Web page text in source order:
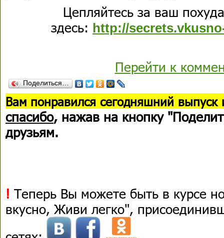
Цепляйтесь за ваш
здесь: http://
Перейти к
Поделиться…
Вам понравился сегодняшний выпуск
спасибо, нажав на кнопку
друзьям.
! Теперь Вы можете быть в курсе
вкусно, Живи легко",